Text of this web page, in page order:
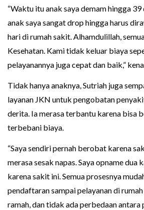
“Waktu itu anak saya demam hingga
anak saya sangat drop hingga harus
hari di rumah sakit. Alhamdulillah,
Kesehatan. Kami tidak keluar biaya
pelayanannya juga cepat dan baik,”
Tidak hanya anaknya, Sutriah juga
layanan JKN untuk pengobatan
derita. Ia merasa terbantu karena bisa
terbebani biaya.
“Saya sendiri pernah berobat karena
merasa sesak napas. Saya opname dua
karena sakit ini. Semua prosesnya
pendaftaran sampai pelayanan di
ramah, dan tidak ada perbedaan antara